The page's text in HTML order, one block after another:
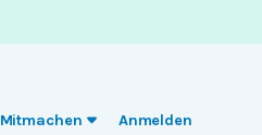
Mitmachen Anmelden